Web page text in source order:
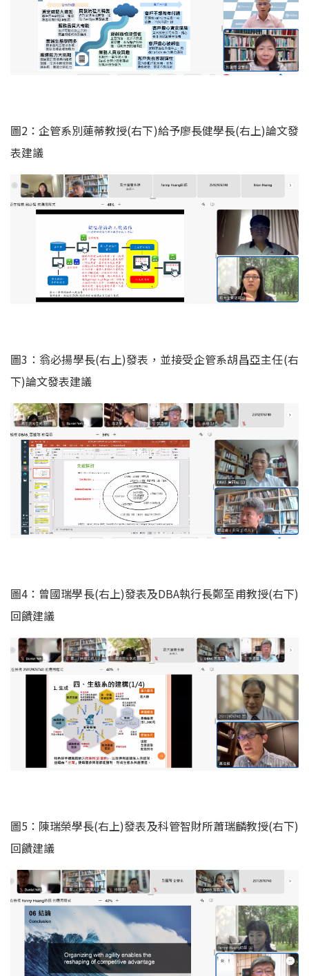
圖2：企管系別蓮蒂教授(右下)給予廖長健學長(右上)論文發
表建議
圖3：翁必揚學長(右上)發表，並接受企管系胡昌亞主任(右
下)論文發表建議
圖4：曾國瑞學長(右上)發表及DBA執行長鄭至甫教授(右下)
回饋建議
圖5：陳瑞榮學長(右上)發表及科管智財所蕭瑞麟教授(右下)
回饋建議